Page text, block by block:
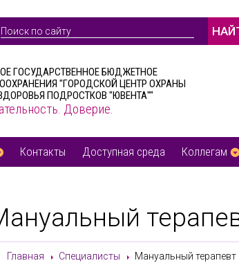
ГОСУДАРСТВЕННОЕ БЮДЖЕТНОЕ
"ГОРОДСКОЙ ЦЕНТР ОХРАНЫ
ПОДРОСТКОВ "ЮВЕНТА""
Доверие.
Контакты Доступная среда Коллегам
Главная Специалисты Мануальный терапевт